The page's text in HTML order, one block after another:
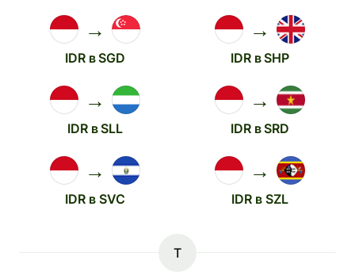
→
IDR в SGD
→
IDR в SHP
→
IDR в SLL
→
IDR в SRD
→
IDR в SVC
→
IDR в SZL
T